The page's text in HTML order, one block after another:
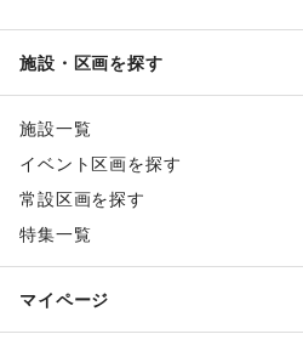
施設・区画を探す
施設一覧
イベント区画を探す
常設区画を探す
特集一覧
マイページ